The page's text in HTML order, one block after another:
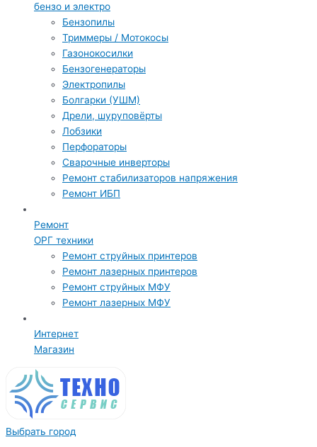
бензо и электро
Бензопилы
Триммеры / Мотокосы
Газонокосилки
Бензогенераторы
Электропилы
Болгарки (УШМ)
Дрели, шуруповёрты
Лобзики
Перфораторы
Сварочные инверторы
Ремонт стабилизаторов напряжения
Ремонт ИБП
Ремонт
ОРГ техники
Ремонт струйных принтеров
Ремонт лазерных принтеров
Ремонт струйных МФУ
Ремонт лазерных МФУ
Интернет
Магазин
Выбрать город